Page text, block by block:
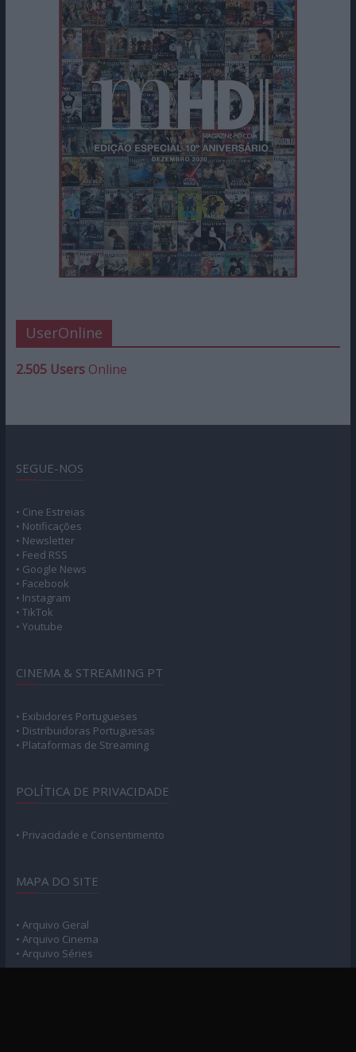
UserOnline
2.505 UsersOnline
SEGUE-NOS
• Cine Estreias
• Notificações
• Newsletter
• Feed RSS
• Google News
• Facebook
• Instagram
• TikTok
• Youtube
CINEMA & STREAMING PT
• Exibidores Portugueses
• Distribuidoras Portuguesas
• Plataformas de Streaming
POLÍTICA DE PRIVACIDADE
• Privacidade e Consentimento
MAPA DO SITE
• Arquivo Geral
• Arquivo Cinema
• Arquivo Séries